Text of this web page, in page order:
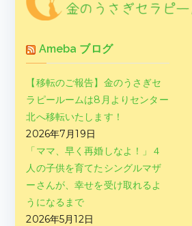
Ameba ブログ
【移転のご報告】金のうさぎセ
ラピールームは8月よりセンター
北へ移転いたします！
2026年7月19日
「ママ、早く再婚しなよ！」４
人の子供を育てたシングルマザ
ーさんが、幸せを受け取れるよ
うになるまで
2026年5月12日